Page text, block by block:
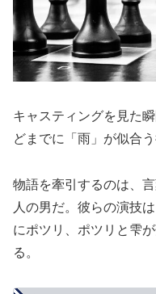
キャスティングを見た
どまでに「雨」が似合
物語を牽引するのは、
人の男だ。彼らの演技
にポツリ、ポツリと雫
る。